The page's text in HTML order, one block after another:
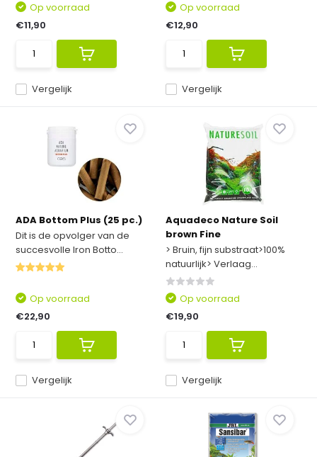
Vergelijk
Op voorraad
€11,90
Vergelijk
Op voorraad
€12,90
ADA Bottom Plus (25 pc.)
Dit is de opvolger van de
succesvolle Iron Botto...
Vergelijk
Op voorraad
€22,90
Aquadeco Nature Soil
brown Fine
> Bruin, fijn substraat>100%
natuurlijk> Verlaag...
Vergelijk
Op voorraad
€19,90